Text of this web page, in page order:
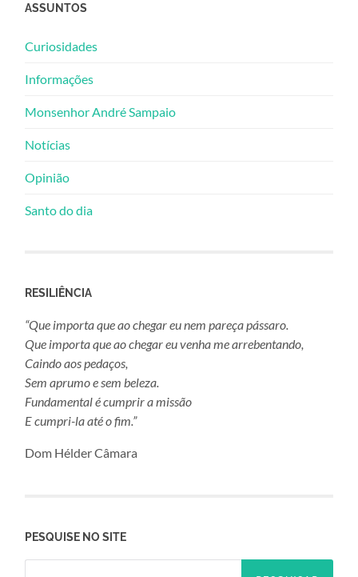
ASSUNTOS
Curiosidades
Informações
Monsenhor André Sampaio
Notícias
Opinião
Santo do dia
RESILIÊNCIA
“Que importa que ao chegar eu nem pareça pássaro.
Que importa que ao chegar eu venha me arrebentando,
Caindo aos pedaços,
Sem aprumo e sem beleza.
Fundamental é cumprir a missão
E cumpri-la até o fim.”
Dom Hélder Câmara
PESQUISE NO SITE